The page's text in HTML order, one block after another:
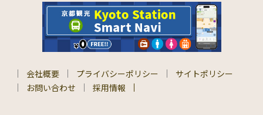
会社概要 プライバシーポリシー
サイトポリシー
お問い合わせ
採用情報